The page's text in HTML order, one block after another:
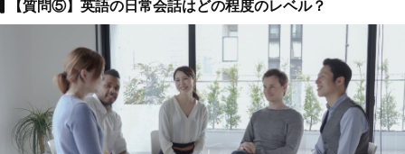
【質問⑤】英語の日常会話はどの程度のレベル？